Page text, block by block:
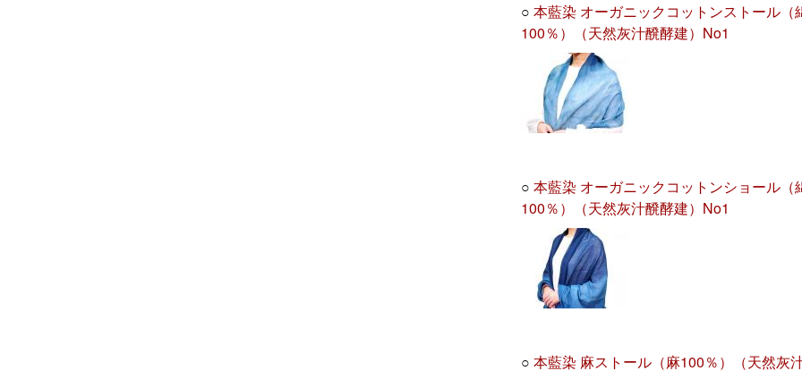
○ 本藍染 オーガニックコットンストール（
100％）（天然灰汁醗酵建）No1
○ 本藍染 オーガニックコットンショール（
100％）（天然灰汁醗酵建）No1
○ 本藍染 麻ストール（麻100％）（天然灰